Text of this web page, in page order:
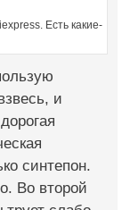
Есть какие-
и
синтепон.
Во второй